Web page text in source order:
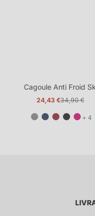
Cagoule Anti Froid
Prix
24,43 €
Prix
34,90 €
+ 4